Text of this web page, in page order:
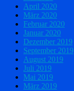
April 2020
März 2020
Februar 2020
Januar 2020
Dezember 2019
September 2019
August 2019
Juli 2019
Mai 2019
März 2019